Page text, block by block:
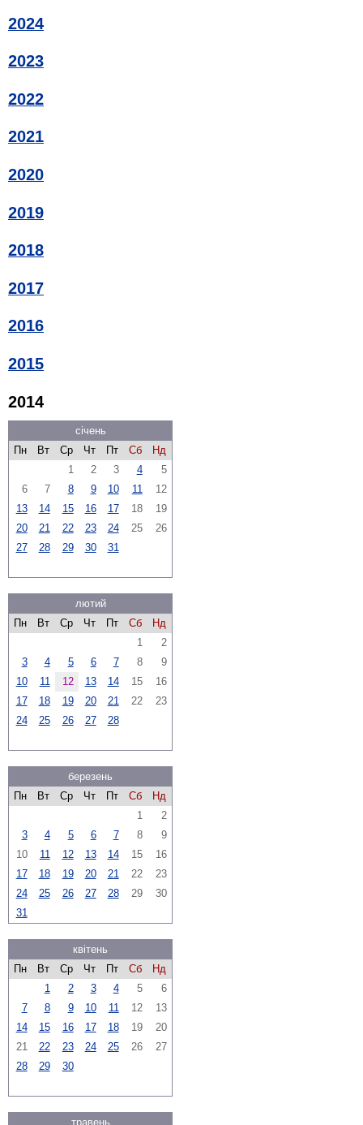
2024
2023
2022
2021
2020
2019
2018
2017
2016
2015
2014
січень
Пн
Вт Ср Чт Пт Сб
Нд
1
2 3 4
5
6
7 8 9 10 11
12
13
14 15 16 17 18
19
20
21 22 23 24 25
26
27
28 29 30 31
лютий
Пн
Вт Ср Чт Пт Сб
Нд
1
2
3
4 5 6 7 8
9
10
11 12 13 14 15
16
17
18 19 20 21 22
23
24
25 26 27 28
березень
Пн
Вт Ср Чт Пт Сб
Нд
1
2
3
4 5 6 7 8
9
10
11 12 13 14 15
16
17
18 19 20 21 22
23
24
25 26 27 28 29
30
31
квітень
Пн
Вт Ср Чт Пт Сб
Нд
1
2 3 4 5
6
7
8 9 10 11 12
13
14
15 16 17 18 19
20
21
22 23 24 25 26
27
28
29 30
травень